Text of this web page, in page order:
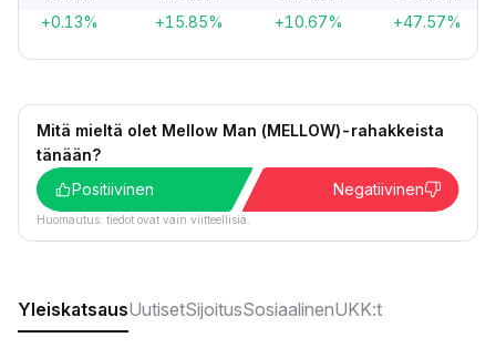
+0.13% +15.85% +10.67% +47.57%
Mitä mieltä olet Mellow Man (MELLOW)-rahakkeista
tänään?
Positiivinen
Negatiivinen
Huomautus: tiedot ovat vain viitteellisiä.
YleiskatsausUutisetSijoitusSosiaalinenUKK:t